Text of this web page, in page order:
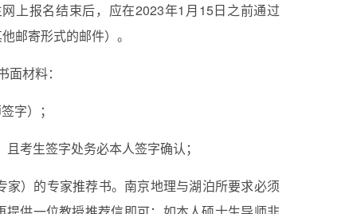
上报名结束后，应在2023年1月15日之前通过
邮寄形式的邮件）。
材料：
字）；
考生签字处务必本人签字确认；
）的专家推荐书。南京地理与湖泊所要求必须